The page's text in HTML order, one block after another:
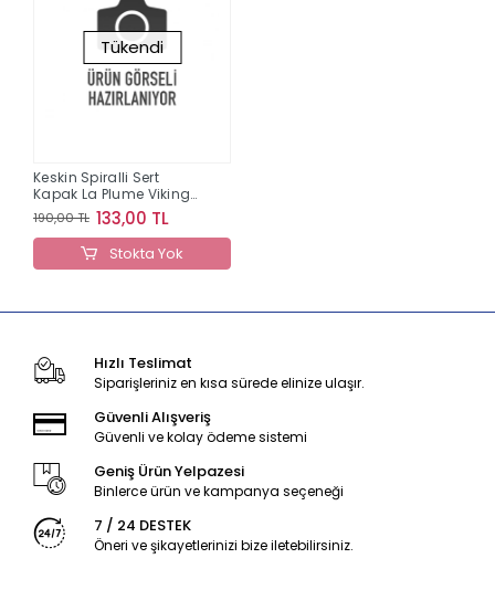
Tükendi
Keskin Spiralli Sert
Kapak La Plume Viking
Defter
190,00 TL 133,00 TL
Stokta Yok
Hızlı Teslimat
Siparişleriniz en kısa sürede elinize ulaşır.
Güvenli Alışveriş
Güvenli ve kolay ödeme sistemi
Geniş Ürün Yelpazesi
Binlerce ürün ve kampanya seçeneği
7 / 24 DESTEK
Öneri ve şikayetlerinizi bize iletebilirsiniz.